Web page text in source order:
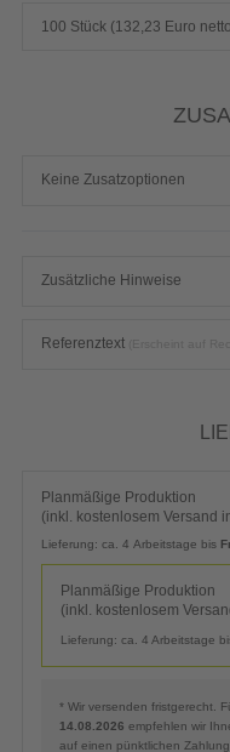
100 Stück (132,23 Euro
Keine Zusatzoptionen
Zusätzliche Hinweise
Referenztext
Planmäßige Produktion
(inkl. kostenlosem Versand
Lieferung: ca. 4 Arbeitstage bis
Planmäßige Produktion
(inkl. kostenlosem
Lieferung: ca. 4 Arbeitstage
* Wir versenden fristgerecht.
14.08.2026 empfehlen wir
auf einen pünktlichen